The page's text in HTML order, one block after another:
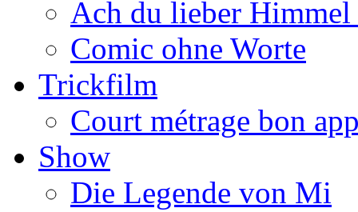
Ach du lieber Himmel
Comic ohne Worte
Trickfilm
Court métrage bon
Show
Die Legende von Mi